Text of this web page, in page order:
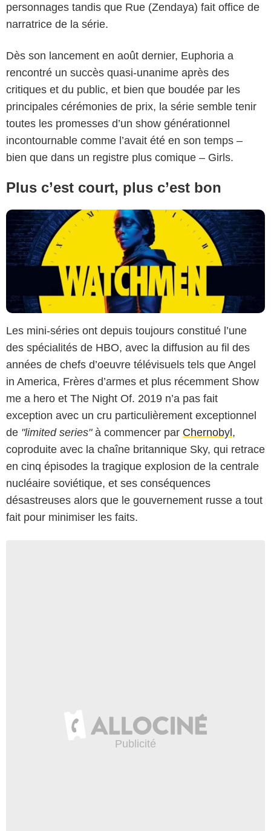
personnages tandis que Rue (Zendaya) fait office de
narratrice de la série.
Dès son lancement en août dernier, Euphoria a
rencontré un succès quasi-unanime après des
critiques et du public, et bien que boudée par les
principales cérémonies de prix, la série semble tenir
toutes les promesses d’un show générationnel
incontournable comme l’avait été en son temps –
bien que dans un registre plus comique – Girls.
Plus c’est court, plus c’est bon
HBO
Les mini-séries ont depuis toujours constitué l’une
des spécialités de HBO, avec la diffusion au fil des
années de chefs d’oeuvre télévisuels tels que Angel
in America, Frères d’armes et plus récemment Show
me a hero et The Night Of. 2019 n’a pas fait
exception avec un cru particulièrement exceptionnel
de "limited series"à commencer par Chernobyl,
coproduite avec la chaîne britannique Sky, qui retrace
en cinq épisodes la tragique explosion de la centrale
nucléaire soviétique, et ses conséquences
désastreuses alors que le gouvernement russe a tout
fait pour minimiser les faits.